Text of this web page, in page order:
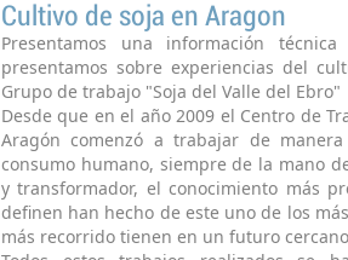
Cultivo de soja en Aragon
Presentamos una información
presentamos sobre experiencias del
Grupo de trabajo "Soja del Valle del Ebro"
Desde que en el año 2009 el Centro de
Aragón comenzó a trabajar de
consumo humano, siempre de la mano
y transformador, el conocimiento más
definen han hecho de este uno de los
más recorrido tienen en un futuro